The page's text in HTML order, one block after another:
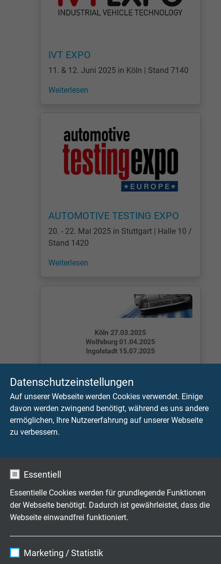
Datenschutzeinstellungen
Auf unserer Webseite werden Cookies verwendet. Einige
davon werden zwingend benötigt, während es uns andere
ermöglichen, Ihre Nutzererfahrung auf unserer Webseite
zu verbessern.
Essentiell
Essentielle Cookies werden für grundlegende Funktionen
der Webseite benötigt. Dadurch ist gewährleistet, dass die
Webseite einwandfrei funktioniert.
Marketing / Statistik
IVT EXPO
11. & 12. Juni 2025 in Köln | Stand 7140
Weiterlesen
AUTOMOTIVE TESTING EXPO
20. - 22. Mai 2025 in Stuttgart | Halle 10 /
Stand 1420
Weiterlesen
VECTOR CSM TECHDAYS
Vector und CSM zeigen Ihnen mit ihren
Partnern Müller-BBM VAS, SAB und
AXON neue und innovative
Weiterlesen